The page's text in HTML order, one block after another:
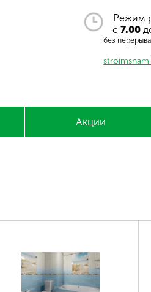
Режим
с7.00
без
Акции